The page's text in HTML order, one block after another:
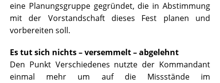
eine Planungsgruppe gegründet, die in Abstimmung
mit der Vorstandschaft dieses Fest planen und
vorbereiten soll.
Es tut sich nichts – versemmelt – abgelehnt
Den Punkt Verschiedenes nutzte der Kommandant
einmal mehr um auf die Missstände im